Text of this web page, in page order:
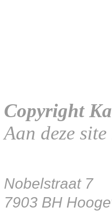
Copyright
Aan deze
Nobelstraat 7
7903 BH